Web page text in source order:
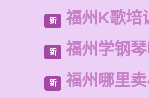
新 福州K歌培
新 福州学钢
新 福州哪里